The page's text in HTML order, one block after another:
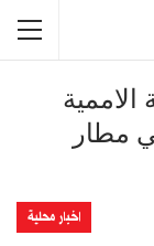
الاممية
مطار
اخبار محلية